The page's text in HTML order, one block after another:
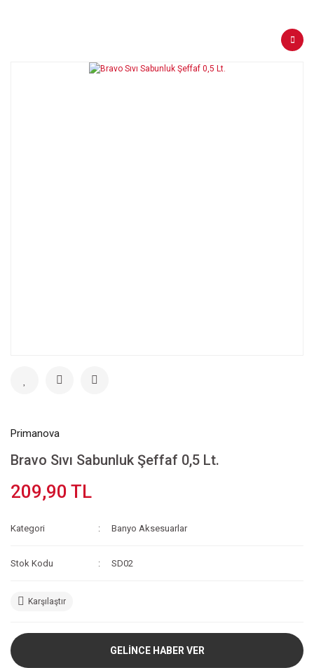
Primanova
Bravo Sıvı Sabunluk Şeffaf 0,5 Lt.
209,90 TL
Kategori Banyo Aksesuarlar
Stok Kodu SD02
Karşılaştır
GELİNCE HABER VER